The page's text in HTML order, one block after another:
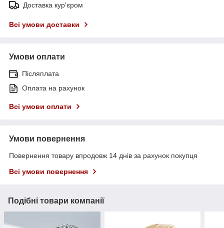
Доставка кур'єром
Всі умови доставки
Умови оплати
Післяплата
Оплата на рахунок
Всі умови оплати
Умови повернення
Повернення товару впродовж 14 днів за рахунок покупця
Всі умови повернення
Подібні товари компанії